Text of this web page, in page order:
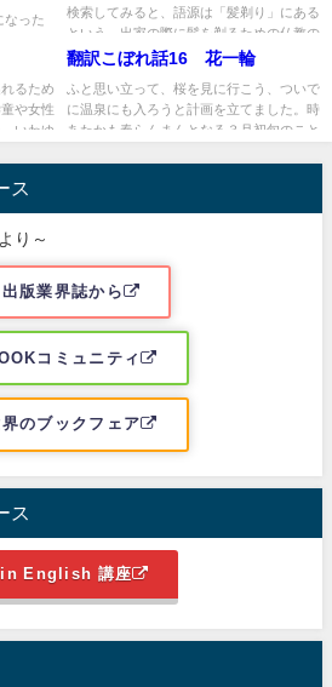
なった
と
検索してみると、語源は「髪剃り」にある
という。出家の際に髪を剃るための仏教の
法具として使用されていたた...
るため
や女性
いわゆ
翻訳こぼれ話16 花一輪
ふと思い立って、桜を見に行こう、ついで
に温泉にも入ろうと計画を立てました。時
あたかも春らんまんとなる３月初旬のこと
ス
り～
版業界誌から
コミュニティ
のブックフェア
ス
English 講座